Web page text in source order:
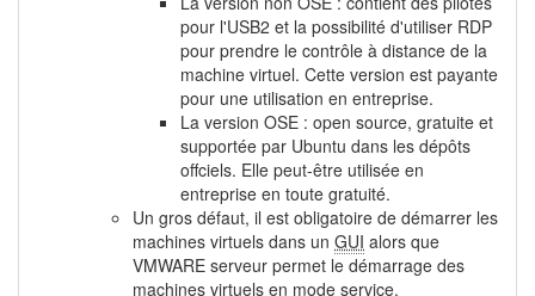
pour l'USB2 et la possibilité d'utiliser RDP
pour prendre le contrôle à distance de la
machine virtuel. Cette version est payante
pour une utilisation en entreprise.
La version OSE : open source, gratuite et
supportée par Ubuntu dans les dépôts
offciels. Elle peut-être utilisée en
entreprise en toute gratuité.
Un gros défaut, il est obligatoire de démarrer les
machines virtuels dans un GUI alors que
VMWARE serveur permet le démarrage des
machines virtuels en mode service.